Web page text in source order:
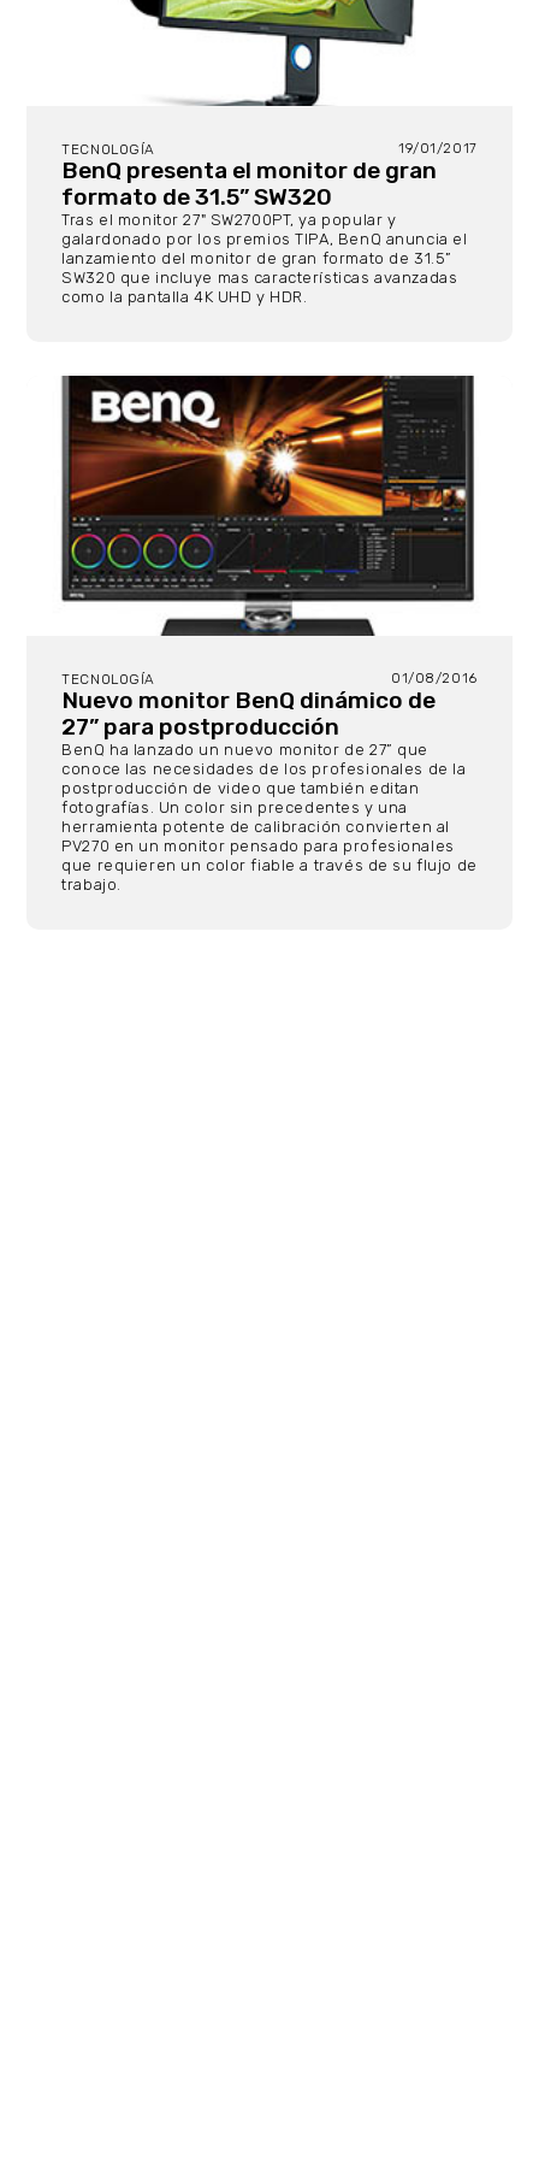
TECNOLOGÍA 19/01/2017
BenQ presenta el monitor de gran
formato de 31.5” SW320
Tras el monitor 27" SW2700PT, ya popular y
galardonado por los premios TIPA, BenQ anuncia el
lanzamiento del monitor de gran formato de 31.5”
SW320 que incluye mas características avanzadas
como la pantalla 4K UHD y HDR.
TECNOLOGÍA 01/08/2016
Nuevo monitor BenQ dinámico de
27” para postproducción
BenQ ha lanzado un nuevo monitor de 27” que
conoce las necesidades de los profesionales de la
postproducción de video que también editan
fotografías. Un color sin precedentes y una
herramienta potente de calibración convierten al
PV270 en un monitor pensado para profesionales
que requieren un color fiable a través de su flujo de
trabajo.